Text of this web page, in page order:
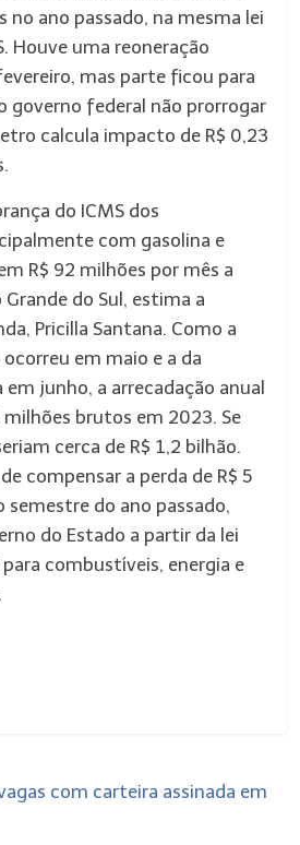
no ano passado, na mesma lei
Houve uma reoneração
mas parte ficou para
governo federal não prorrogar
calcula impacto de R$ 0,23
do ICMS dos
com gasolina e
R$ 92 milhões por mês a
do Sul, estima a
Pricilla Santana. Como a
em maio e a da
em junho, a arrecadação anual
brutos em 2023. Se
cerca de R$ 1,2 bilhão.
compensar a perda de R$ 5
semestre do ano passado,
do Estado a partir da lei
combustíveis, energia e
com carteira assinada em